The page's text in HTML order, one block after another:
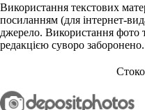
Використання текстових
посиланням (для інтернет-
джерело. Використання фото
редакцією суворо заборонено.